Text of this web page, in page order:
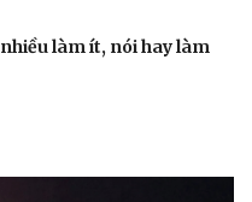
làm ít, nói hay làm